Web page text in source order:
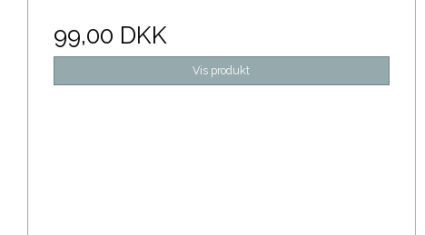
99,00 DKK
Vis produkt